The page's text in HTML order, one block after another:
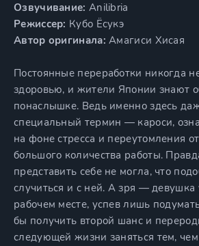
Озвучивание: Anilibria
Режиссер: Кубо Ёсукэ
Автор оригинала: Амагиси Хисая
Постоянные переработки никогда
здоровью, и жители Японии знают
понаслышке. Ведь именно здесь
специальный термин — кароси,
на фоне стресса и переутомления
большого количества работы.
представить себе не могла, что
случиться и с ней. А зря — девушка
рабочем месте, успев лишь
бы получить второй шанс и
следующей жизни заняться тем,